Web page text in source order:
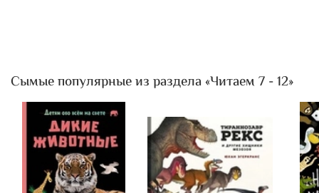
напоминает о том, сколько пришлось пережить Большому
театру, чтобы вновь и вновь открывать свои двери для
зрителей.
Сымые популярные из раздела «Читаем 7 - 12»